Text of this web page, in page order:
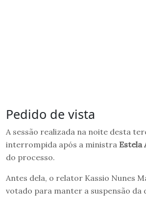
Pedido de vista
A sessão realizada na noite desta
interrompida após a ministra Estela
do processo.
Antes dela, o relator Kassio Nunes
votado para manter a suspensão da